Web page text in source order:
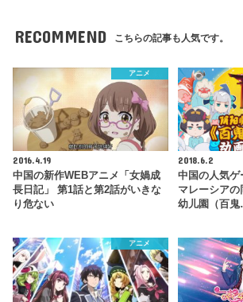
RECOMMEND こちらの記事も人気です。
アニメ
2016.4.19
中国の新作WEBアニメ「女媧成
長日記」 第1話と第2話がいきな
り危ない
2018.6.2
中国の人気ゲ
マレーシア
幼儿園（百
アニメ